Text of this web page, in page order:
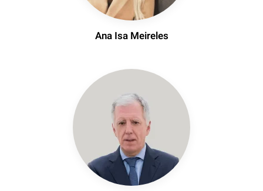
Ana Isa Meireles